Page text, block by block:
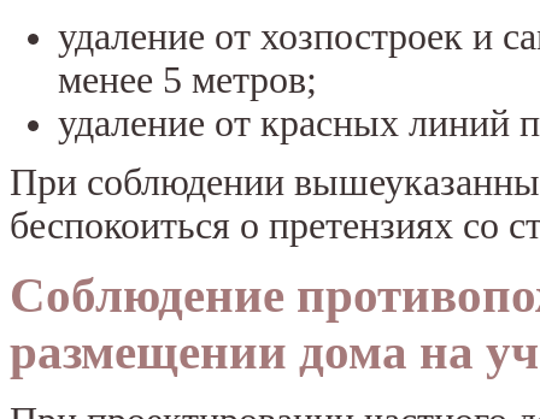
удаление от хозпостроек и
менее 5 метров;
удаление от красных линий
При соблюдении
беспокоиться о претензиях со
Соблюдение
размещении дома на